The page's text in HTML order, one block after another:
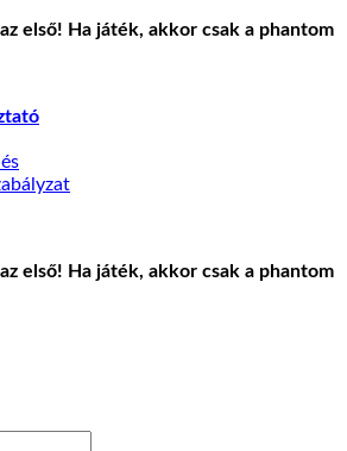
első! Ha játék, akkor csak a phantom
első! Ha játék, akkor csak a phantom